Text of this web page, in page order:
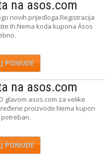
na asos.com
novih prijedloga.Registracija
ih.Nema koda kupona Ásos
PONUDE
na asos.com
glavom asos.com za velike
proizvode.Nema kupon
PONUDE